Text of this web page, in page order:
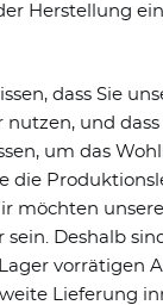
Herstellung
dass Sie
nutzen, und dass
um das
die
möchten
sein. Deshalb
vorrätigen
Lieferung